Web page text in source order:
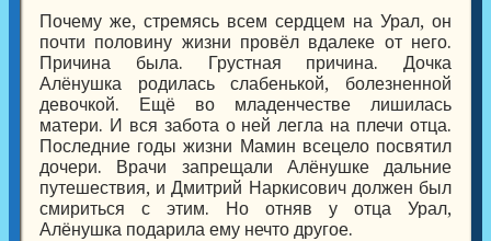
Почему же, стремясь всем сердцем на Урал, он
почти половину жизни провёл вдалеке от него.
Причина была. Грустная причина. Дочка
Алёнушка родилась слабенькой, болезненной
девочкой. Ещё во младенчестве лишилась
матери. И вся забота о ней легла на плечи отца.
Последние годы жизни Мамин всецело посвятил
дочери. Врачи запрещали Алёнушке дальние
путешествия, и Дмитрий Наркисович должен был
смириться с этим. Но отняв у отца Урал,
Алёнушка подарила ему нечто другое.